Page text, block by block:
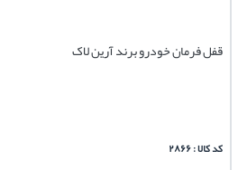
قفل فرمان خودرو برند آرین لاک
کد کالا : ۲۸۶۶